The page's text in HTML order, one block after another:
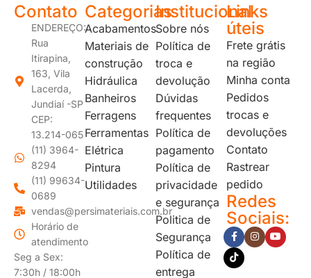
Contato
ENDEREÇO:
Rua
Itirapina,
163, Vila
Lacerda,
Jundiaí -SP
CEP:
13.214-065
(11) 3964-
8294
(11) 99634-
0689
vendas@persimateriais.com.br
Horário de
atendimento
Seg a Sex:
7:30h / 18:00h
Categorias
Acabamentos
Materiais de
construção
Hidráulica
Banheiros
Ferragens
Ferramentas
Elétrica
Pintura
Utilidades
Institucional
Sobre nós
Política de
troca e
devolução
Dúvidas
frequentes
Política de
pagamento
Política de
privacidade
e segurança
Politica de
Segurança
Política de
entrega
Links
úteis
Frete grátis
na região
Minha conta
Pedidos
trocas e
devoluções
Contato
Rastrear
pedido
Redes
Sociais: